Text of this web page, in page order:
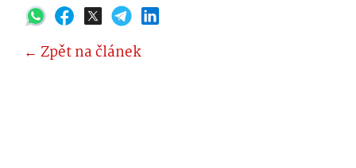
← Zpět na článek